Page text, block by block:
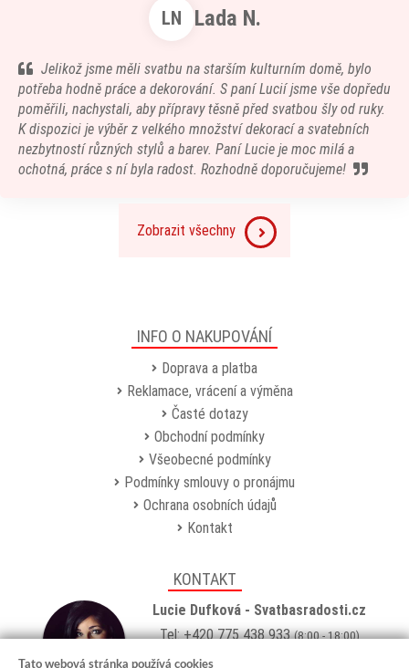
LN Lada N.
Jelikož jsme měli svatbu na starším kulturním domě, bylo
potřeba hodně práce a dekorování. S paní Lucií jsme vše dopředu
poměřili, nachystali, aby přípravy těsně před svatbou šly od ruky.
K dispozici je výběr z velkého množství dekorací a svatebních
nezbytností různých stylů a barev. Paní Lucie je moc milá a
ochotná, práce s ní byla radost. Rozhodně doporučujeme!
Zobrazit všechny
INFO O NAKUPOVÁNÍ
Doprava a platba
Reklamace, vrácení a výměna
Časté dotazy
Obchodní podmínky
Všeobecné podmínky
Podmínky smlouvy o pronájmu
Ochrana osobních údajů
Kontakt
KONTAKT
Lucie Dufková - Svatbasradosti.cz
Tel: +420 775 438 933(8:00 - 18:00)
Email:
Tato webová stránka používá cookies